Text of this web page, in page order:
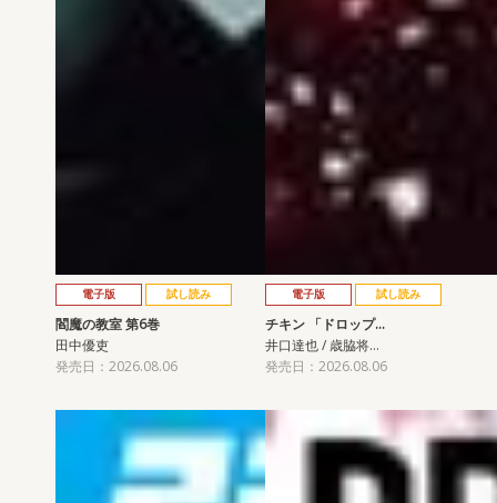
電子版 試し読み
閻魔の教室 第6巻
田中優吏
発売日：2026.08.06
電子版 試し読み
チキン 「ドロップ…
井口達也 / 歳脇将…
発売日：2026.08.06